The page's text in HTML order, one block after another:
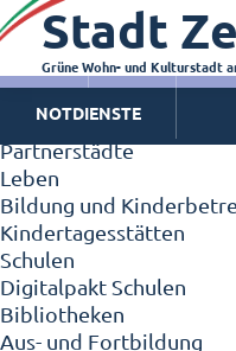
Zeitz - Die Kleinstadt
Willkommen in Zeitz!
Interview mit
Zeitz - Stadt der Zukunft
Ortschaften
Partnerstädte
Leben
Bildung und
Kindertagesstätten
Schulen
Digitalpakt Schulen
Bibliotheken
Aus- und Fortbildung
Stadt
Grüne Wohn- und Kulturstadt
NOTDIENSTE